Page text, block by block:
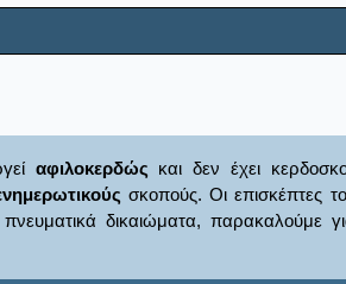
αφιλοκερδώς και δεν έχει
σκοπούς. Οι επισκέπτες
δικαιώματα,